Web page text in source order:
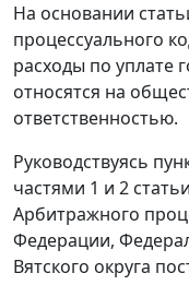
На основании
процессуального
расходы по уплате
относятся на
ответственностью.
Руководствуясь
частями 1 и 2
Арбитражного
Федерации,
Вятского округа